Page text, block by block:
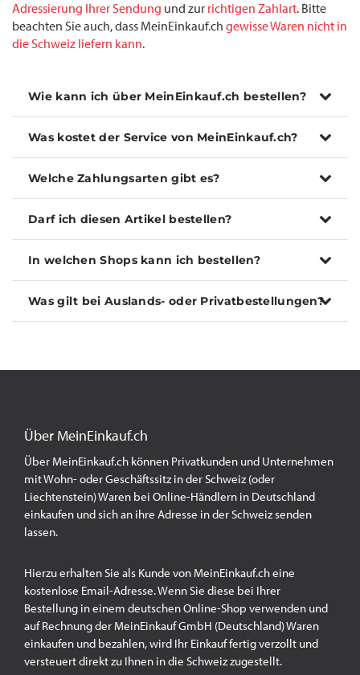
Adressierung Ihrer Sendung und zur richtigen Zahlart. Bitte
beachten Sie auch, dass MeinEinkauf.ch gewisse Waren nicht in
die Schweiz liefern kann.
Wie kann ich über MeinEinkauf.ch bestellen?
Was kostet der Service von MeinEinkauf.ch?
Welche Zahlungsarten gibt es?
Darf ich diesen Artikel bestellen?
In welchen Shops kann ich bestellen?
Was gilt bei Auslands- oder Privatbestellungen?
Über MeinEinkauf.ch
Über MeinEinkauf.ch können Privatkunden und Unternehmen
mit Wohn- oder Geschäftssitz in der Schweiz (oder
Liechtenstein) Waren bei Online-Händlern in Deutschland
einkaufen und sich an ihre Adresse in der Schweiz senden
lassen.
Hierzu erhalten Sie als Kunde von MeinEinkauf.ch eine
kostenlose Email-Adresse. Wenn Sie diese bei Ihrer
Bestellung in einem deutschen Online-Shop verwenden und
auf Rechnung der MeinEinkauf GmbH (Deutschland) Waren
einkaufen und bezahlen, wird Ihr Einkauf fertig verzollt und
versteuert direkt zu Ihnen in die Schweiz zugestellt.